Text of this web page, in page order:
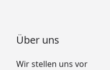
Über uns
Wir stellen uns vor